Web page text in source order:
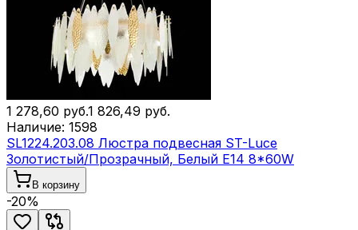
1 278,60 руб.1 826,49 руб.
Наличие: 1598
SL1224.203.08 Люстра подвесная ST-Luce
Золотистый/Прозрачный, Белый E14 8*60W
В корзину
-20%